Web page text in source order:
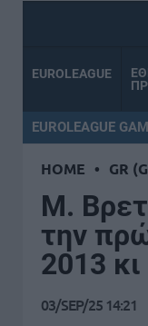
EUROLEAGUE
EUROLEAGUE
HOME • GR
Μ.
την
2013
03/SEP/25 14:21